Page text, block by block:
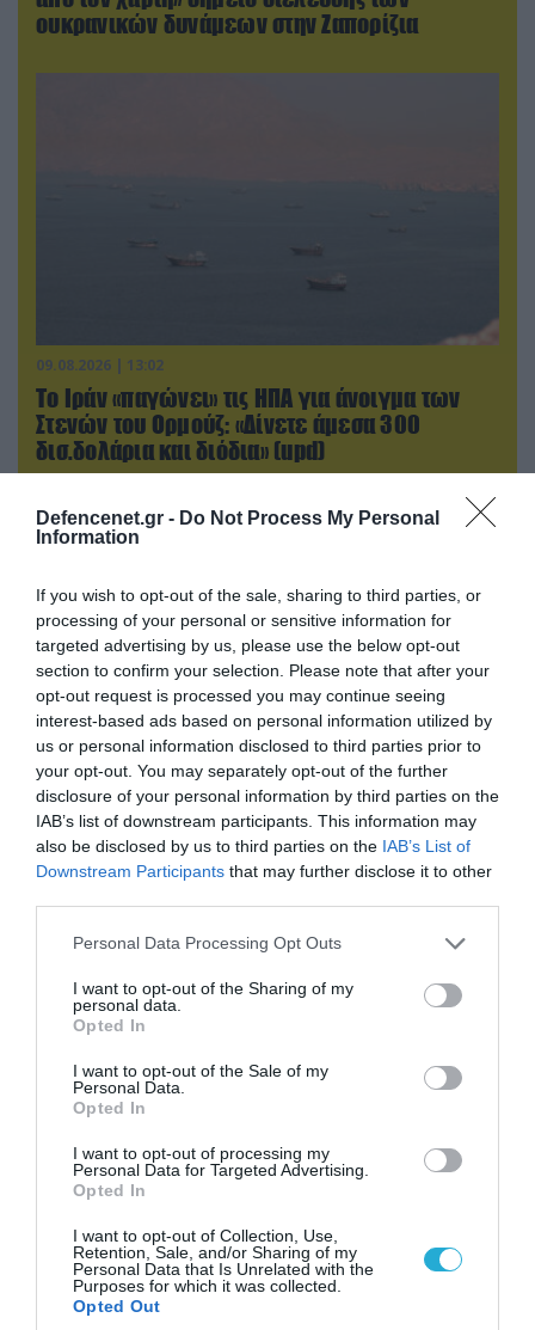
Defencenet.gr - Do Not Process My Personal
Information
If you wish to opt-out of the sale, sharing to third parties, or
processing of your personal or sensitive information for
targeted advertising by us, please use the below opt-out
section to confirm your selection. Please note that after your
opt-out request is processed you may continue seeing
interest-based ads based on personal information utilized by
us or personal information disclosed to third parties prior to
your opt-out. You may separately opt-out of the further
disclosure of your personal information by third parties on the
IAB’s list of downstream participants. This information may
also be disclosed by us to third parties on the IAB’s List of
Downstream Participants that may further disclose it to other
Please note that this website/app uses one or more Google
not limited to your visit or usage behaviour. You may click to
grant or deny consent to Google and its third-party tags to
use your data for below specified purposes in below Google
consent section.
Personal Data Processing Opt Outs
I want to opt-out of the Sharing of my
personal data.
Opted In
I want to opt-out of the Sale of my
Personal Data.
Opted In
I want to opt-out of processing my
Personal Data for Targeted Advertising.
Opted In
I want to opt-out of Collection, Use,
Retention, Sale, and/or Sharing of my
Personal Data that Is Unrelated with the
Purposes for which it was collected.
Opted Out
ουκρανικών δυνάμεων στην Ζαπορίζια
09.08.2026 | 13:02
Το Ιράν «παγώνει» τις ΗΠΑ για άνοιγμα των
Στενών του Ορμούζ: «Δίνετε άμεσα 300
δισ.δολάρια και διόδια» (upd)
09.08.2026 | 12:02
Οι Χούθι δοκιμάζουν της αμυντική συμμαχία
Τουρκίας-Σ.Αραβίας – Το παράδοξο των
ελληνικών Patriot στην περιοχή
08.08.2026 | 09:02